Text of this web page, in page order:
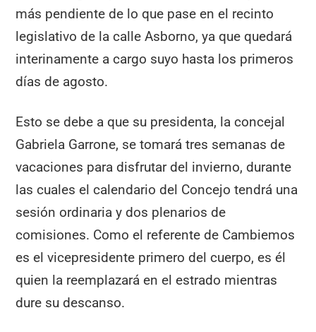
más pendiente de lo que pase en el recinto
legislativo de la calle Asborno, ya que quedará
interinamente a cargo suyo hasta los primeros
días de agosto.
Esto se debe a que su presidenta, la concejal
Gabriela Garrone, se tomará tres semanas de
vacaciones para disfrutar del invierno, durante
las cuales el calendario del Concejo tendrá una
sesión ordinaria y dos plenarios de
comisiones. Como el referente de Cambiemos
es el vicepresidente primero del cuerpo, es él
quien la reemplazará en el estrado mientras
dure su descanso.